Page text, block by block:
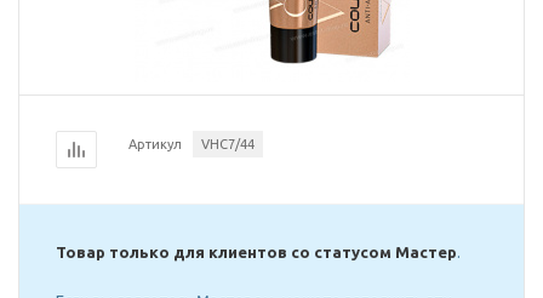
Артикул VHC7/44
Товар только для клиентов со статусом Мастер.